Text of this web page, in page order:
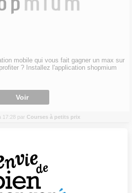
mobile qui vous fait gagner un max sur
? Installez l'application shopmium
Voir
17:28 par Courses à petits prix